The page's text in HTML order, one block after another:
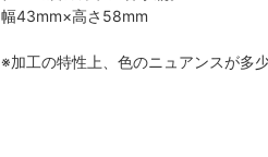
幅43mm×高さ58mm
※加工の特性上、色のニュアンスが多